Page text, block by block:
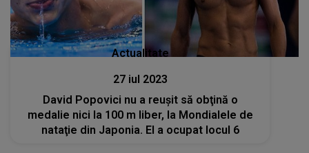
Actualitate
27 iul 2023
David Popovici nu a reuşit să obţină o
medalie nici la 100 m liber, la Mondialele de
nataţie din Japonia. El a ocupat locul 6